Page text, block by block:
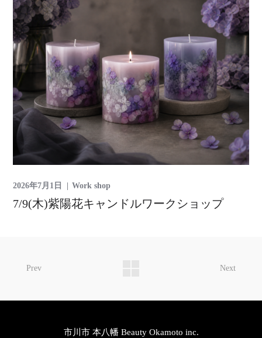
2026年7月1日 Work shop
7/9(木)紫陽花キャンドルワークショップ
Prev Next
市川市 本八幡 Beauty Okamoto inc.